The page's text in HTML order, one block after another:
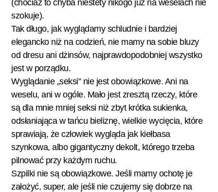
(chociaż to chyba niestety nikogo już na weselach nie
szokuje).
Tak długo, jak wyglądamy schludnie i bardziej
elegancko niż na codzień, nie mamy na sobie bluzy
od dresu ani dżinsów, najprawdopodobniej wszystko
jest w porządku.
Wyglądanie „seksi” nie jest obowiązkowe. Ani na
weselu, ani w ogóle. Mało jest zresztą rzeczy, które
są dla mnie mniej seksi niż zbyt krótka sukienka,
odsłaniająca w tańcu bieliznę, wielkie wycięcia, które
sprawiają, że człowiek wygląda jak kiełbasa
szynkowa, albo gigantyczny dekolt, którego trzeba
pilnować przy każdym ruchu.
Szpilki nie są obowiązkowe. Jeśli mamy ochotę je
założyć, super, ale jeśli nie czujemy się dobrze na